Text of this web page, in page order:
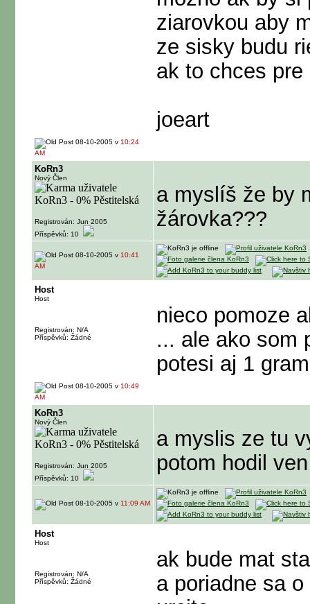
ziarovkou aby
ze sisky budu
ak to chces
joeart
08-10-2005 v 10:24
AM
KoRn3
Nový Člen
Registrován: Jun 2005
Příspěvků: 10
a myslíš že by
žárovka???
08-10-2005 v 10:41
AM
Host
Host
Registrován: N/A
Příspěvků: Žádné
nieco pomoze
... ale ako som
potesi aj 1
08-10-2005 v 10:49
AM
KoRn3
Nový Člen
Registrován: Jun 2005
Příspěvků: 10
a myslis ze tu
potom hodil
08-10-2005 v 11:09 AM
Host
Host
Registrován: N/A
Příspěvků: Žádné
ak bude mat
a poriadne sa